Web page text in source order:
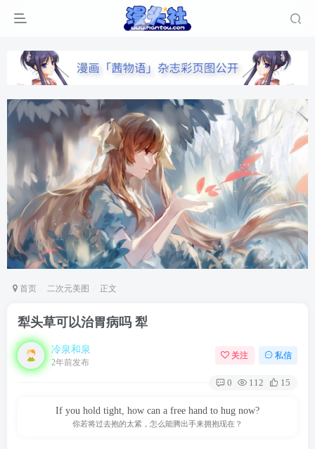
首页 二次元美图 正文
犁头草可以治胃病吗 犁
冷泉和泉
2年前发布
关注 私信
0 112 15
If you hold tight, how can a free hand to hug now?
你若将过去抱的太紧，怎么能腾出手来拥抱现在？